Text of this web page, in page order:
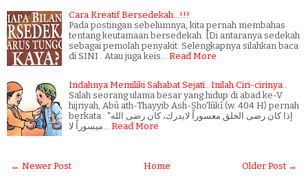
Cara Kreatif Bersedekah...!!!
Pada postingan sebelumnya, kita pernah membahas
tentang keutamaan bersedekah. [Di antaranya sedekah
sebagai pemolah penyakit: Selengkapnya silahkan baca
di SINI . Atau juga keis…
Read More
Indahnya Memiliki Sahabat Sejati.. Inilah Ciri-cirinya..
Salah seorang ulama besar yang hidup di abad ke-V
hijriyah, Abû ath-Thayyib Ash-Sho'lûkî (w. 404 H) pernah
berkata : "إذا كان رضى الخلق معسوراً لايدرك، كان رضى الله
Read More
← Newer Post Older Post →
Home